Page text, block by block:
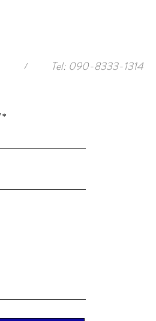
/ Tel: 090-8333-1314